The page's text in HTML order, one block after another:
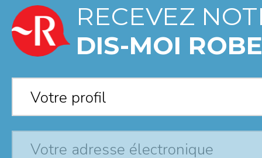
RECEVEZ
DIS-MOI
Votre profil*
Votre profil